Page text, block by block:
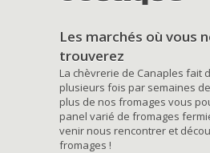
Les marchés où vous
trouverez
La chèvrerie de Canaples fait
plusieurs fois par semaines
plus de nos fromages vous
panel varié de fromages
venir nous rencontrer et
fromages !